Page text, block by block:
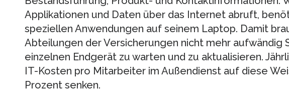
Applikationen und Daten über das Internet abruft,
speziellen Anwendungen auf seinem Laptop. Damit
Abteilungen der Versicherungen nicht mehr aufwändig
einzelnen Endgerät zu warten und zu aktualisieren.
IT-Kosten pro Mitarbeiter im Außendienst auf diese
Prozent senken.